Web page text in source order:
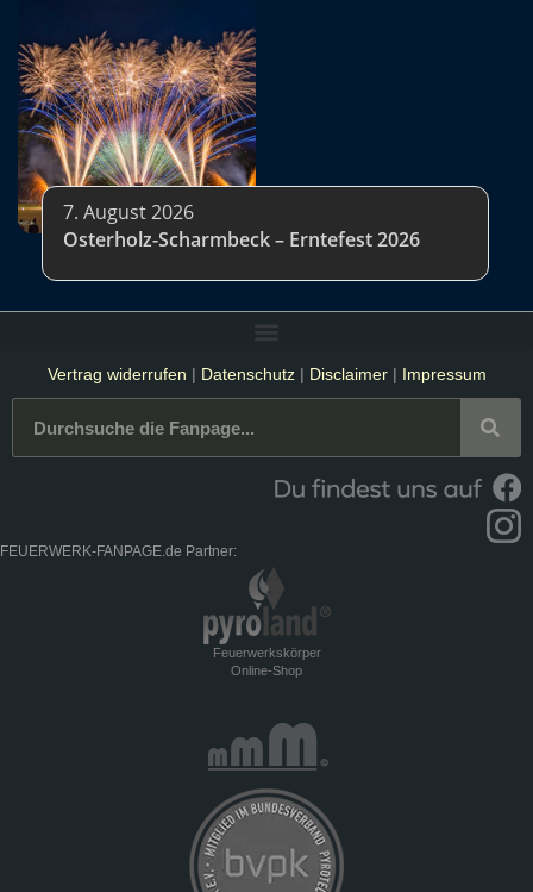
7. August 2026
Osterholz-Scharmbeck – Erntefest 2026
Vertrag widerrufen | Datenschutz| Disclaimer| Impressum
FEUERWERK-FANPAGE.de Partner:
Feuerwerkskörper
Online-Shop